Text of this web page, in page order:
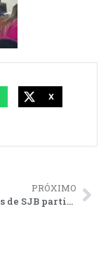
X
PRÓXIMO
Estudantes de SJB participam da Obmep neste sábado